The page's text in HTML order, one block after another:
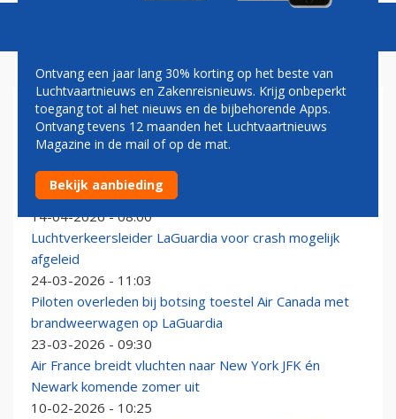
NEW YORK
Eerste Airbus A350-1000ULR voor Qantas rolt uit de
fabriek
14-04-2026 - 08:00
Luchtverkeersleider LaGuardia voor crash mogelijk
afgeleid
24-03-2026 - 11:03
Piloten overleden bij botsing toestel Air Canada met
brandweerwagen op LaGuardia
23-03-2026 - 09:30
Air France breidt vluchten naar New York JFK én
Newark komende zomer uit
10-02-2026 - 10:25
Ontvang een jaar lang 30% korting op het beste van
Luchtvaartnieuws en Zakenreisnieuws. Krijg onbeperkt
toegang tot al het nieuws en de bijbehorende Apps.
Ontvang tevens 12 maanden het Luchtvaartnieuws
Magazine in de mail of op de mat.
Bekijk aanbieding